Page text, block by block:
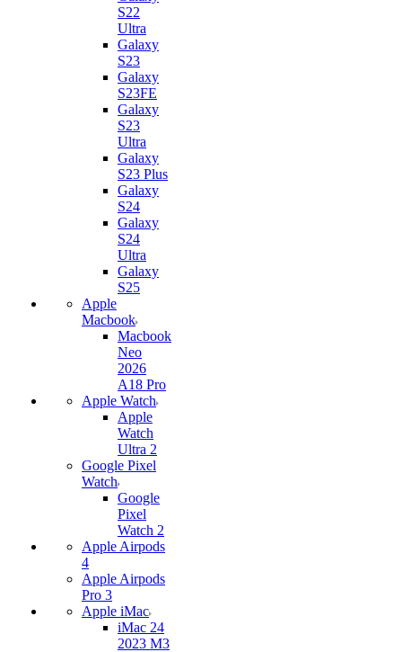
S22
Ultra
Galaxy
S23
Galaxy
S23FE
Galaxy
S23
Ultra
Galaxy
S23 Plus
Galaxy
S24
Galaxy
S24
Ultra
Galaxy
S25
Apple
Macbook
Macbook
Neo
2026
A18 Pro
Apple Watch
Apple
Watch
Ultra 2
Google Pixel
Watch
Google
Pixel
Watch 2
Apple Airpods
4
Apple Airpods
Pro 3
Apple iMac
iMac 24
2023 M3